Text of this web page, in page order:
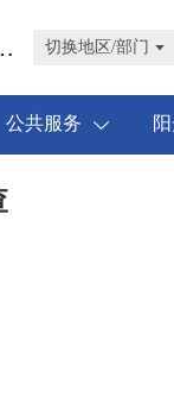
钢市 切换地区/部门
公共服务